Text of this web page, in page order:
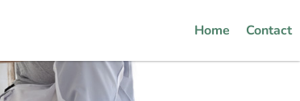
Home Contact